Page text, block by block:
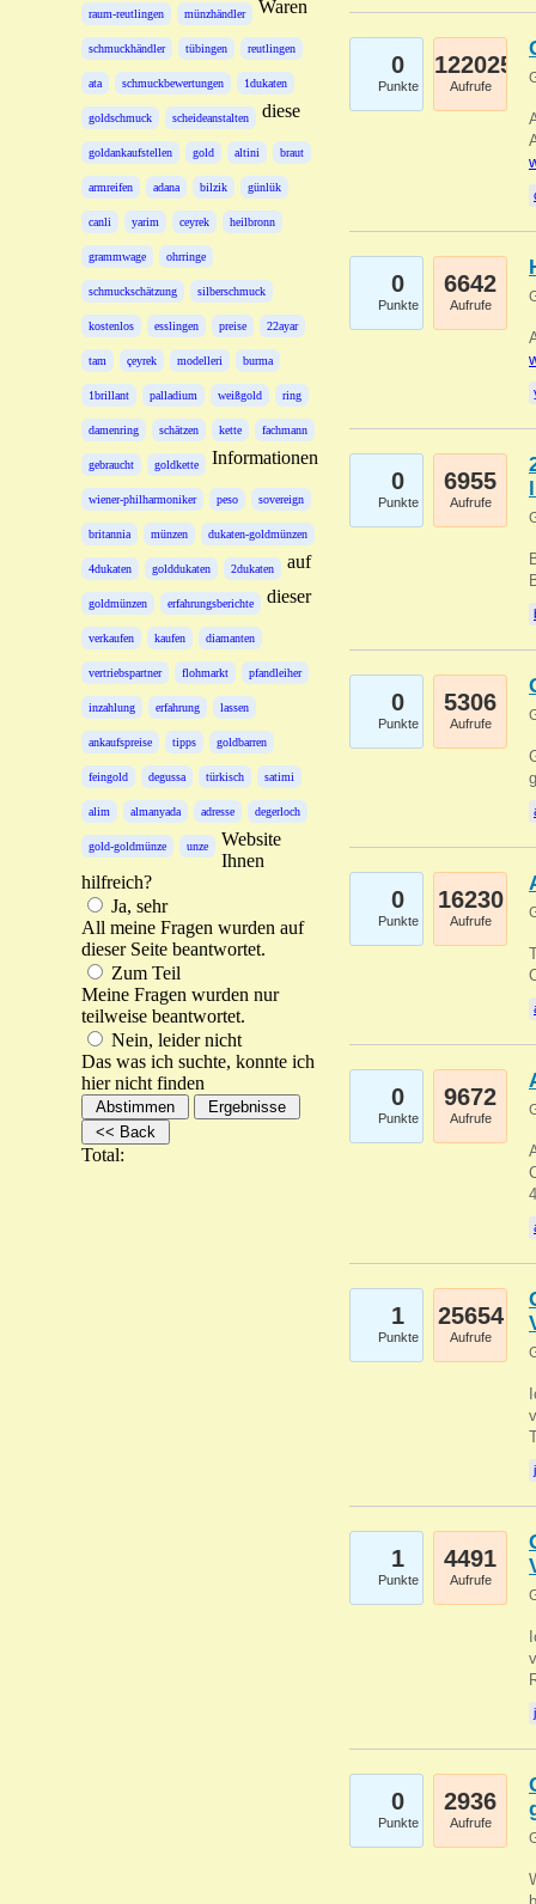
raum-reutlingen münzhändler
schmuckhändler tübingen reutlingen
ata schmuckbewertungen 1dukaten
goldschmuck scheideanstalten
goldankaufstellen gold altini braut
armreifen adana bilzik günlük
canli yarim ceyrek heilbronn
grammwage ohrringe
schmuckschätzung silberschmuck
kostenlos esslingen preise 22ayar
tam çeyrek modelleri burma
1brillant palladium weißgold ring
damenring schätzen kette fachmann
gebraucht goldkette
wiener-philharmoniker peso sovereign
britannia münzen dukaten-goldmünzen
4dukaten golddukaten 2dukaten
goldmünzen erfahrungsberichte
verkaufen kaufen diamanten
vertriebspartner flohmarkt pfandleiher
inzahlung erfahrung lassen
ankaufspreise tipps goldbarren
feingold degussa türkisch satimi
alim almanyada adresse degerloch
gold-goldmünze unze
Waren
diese
Informationen
auf
dieser
Website
Ihnen
hilfreich?
Ja, sehr
All meine Fragen wurden auf
dieser Seite beantwortet.
Zum Teil
Meine Fragen wurden nur
teilweise beantwortet.
Nein, leider nicht
Das was ich suchte, konnte ich
hier nicht finden
Total:
0
Punkte
122025
Aufrufe
0
Punkte
6642
Aufrufe
0
Punkte
6955
Aufrufe
0
Punkte
5306
Aufrufe
0
Punkte
16230
Aufrufe
0
Punkte
9672
Aufrufe
1
Punkte
25654
Aufrufe
1
Punkte
4491
Aufrufe
0
Punkte
2936
Aufrufe